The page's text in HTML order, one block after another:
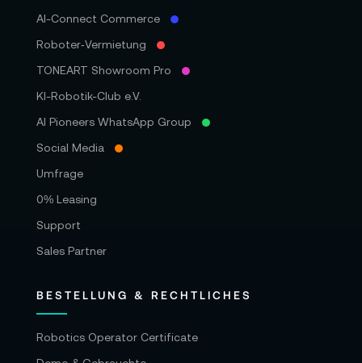
AI-Connect Commerce
Roboter‑Vermietung
TONEART Showroom Pro
KI-Robotik-Club e.V.
AI Pioneers WhatsApp Group
Social Media
Umfrage
0% Leasing
Support
Sales Partner
BESTELLUNG & RECHTLICHES
Robotics Operator Certificate